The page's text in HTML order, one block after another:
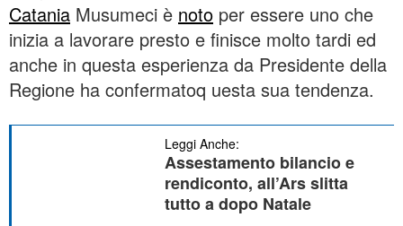
Catania Musumeci è noto per essere uno che
inizia a lavorare presto e finisce molto tardi ed
anche in questa esperienza da Presidente della
Regione ha confermatoq uesta sua tendenza.
Leggi Anche:
Assestamento bilancio e
rendiconto, all’Ars slitta
tutto a dopo Natale